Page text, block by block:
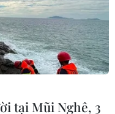
tại Mũi Nghê, 3